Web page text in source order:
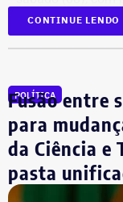
apresentados o
serviços
usuários das
Estrutura e
Seguindo o
CONTINUE LENDO
POLÍTICA
Fusão entre
para
da Ciência e
pasta